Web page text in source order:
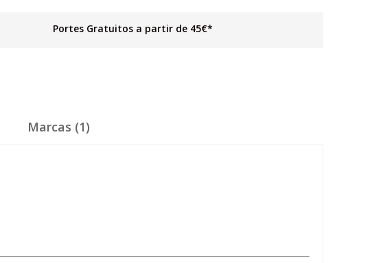
Portes Gratuitos a partir de 45€*
Marcas (1)